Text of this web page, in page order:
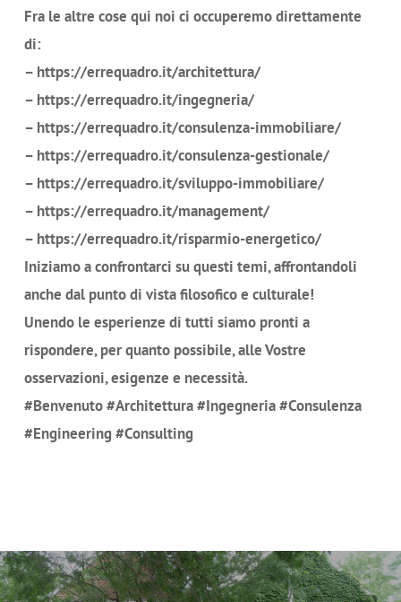
Fra le altre cose qui noi ci occuperemo direttamente
di:
– https://errequadro.it/architettura/
– https://errequadro.it/ingegneria/
– https://errequadro.it/consulenza-immobiliare/
– https://errequadro.it/consulenza-gestionale/
– https://errequadro.it/sviluppo-immobiliare/
– https://errequadro.it/management/
– https://errequadro.it/risparmio-energetico/
Iniziamo a confrontarci su questi temi, affrontandoli
anche dal punto di vista filosofico e culturale!
Unendo le esperienze di tutti siamo pronti a
rispondere, per quanto possibile, alle Vostre
osservazioni, esigenze e necessità.
#Benvenuto #Architettura #Ingegneria #Consulenza
#Engineering #Consulting